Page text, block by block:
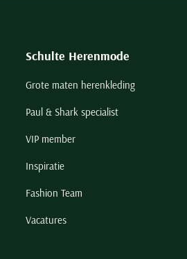
Schulte Herenmode
Grote maten herenkleding
Paul & Shark specialist
VIP member
Inspiratie
Fashion Team
Vacatures